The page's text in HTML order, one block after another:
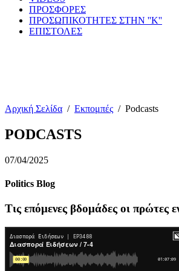
ΠΡΟΣΦΟΡΕΣ
ΠΡΟΣΩΠΙΚΟΤΗΤΕΣ ΣΤΗΝ ''Κ''
ΕΠΙΣΤΟΛΕΣ
Αρχική Σελίδα / Εκπομπές / Podcasts
PODCASTS
07/04/2025
Politics Blog
Τις επόμενες βδομάδες οι πρώτες